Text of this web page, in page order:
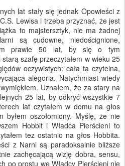
lat stały się jednak Opowieści z
Lewisa i trzeba przyznać, że jest
to majstersztyk, nie ma żadnej
są cudowne, niedoścignione,
prawie 50 lat, by się o tym
szafę przeczytałem w wieku 25
oczywistych: cała ta czytelna,
alegoria. Natychmiast wtedy
Uznałem, że za stary na
25 lat, by odkryć wszystkie 7
lat czytałem w domu na głos
oszołomiony. Myślę, że nie
Hobbit i Władca Pierścieni to
tez ostatnio na głos Hobbita.
z Narni są paradoksalnie bliższe
zachęcającą wizję dobra, sensu,
po prostu we Władcy Pierścieni nie